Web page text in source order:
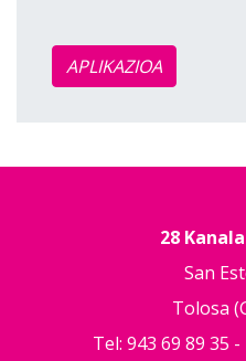
APLIKAZIOA
28
San
Tolosa
Tel: 943 69 89 35 -